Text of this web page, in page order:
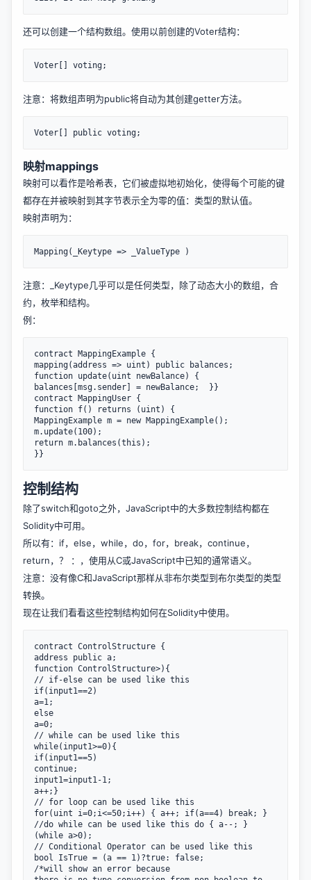
还可以创建一个结构数组。使用以前创建的Voter结构：
注意：将数组声明为public将自动为其创建getter方法。
映射mappings
映射可以看作是哈希表，它们被虚拟地初始化，使得每个可能的键
都存在并被映射到其字节表示全为零的值：类型的默认值。
映射声明为：
注意：_Keytype几乎可以是任何类型，除了动态大小的数组，合
约，枚举和结构。
例：
contract MappingExample {
mapping(address => uint) public balances;
function update(uint newBalance) {
balances[msg.sender] = newBalance;  }}
contract MappingUser {
function f() returns (uint) {
MappingExample m = new MappingExample();
m.update(100);
return m.balances(this);
控制结构
除了switch和goto之外，JavaScript中的大多数控制结构都在
Solidity中可用。
所以有：if，else，while，do，for，break，continue，
return，？ ：，使用从C或JavaScript中已知的通常语义。
注意：没有像C和JavaScript那样从非布尔类型到布尔类型的类型
转换。
现在让我们看看这些控制结构如何在Solidity中使用。
contract ControlStructure {
address public a;
function ControlStructure>){
// if-else can be used like this
if(input1==2)
a=1;
else
a=0;
// while can be used like this
while(input1>=0){
if(input1==5)
continue;
input1=input1-1;
a++;}
// for loop can be used like this
for(uint i=0;i<=50;i++) { a++; if(a==4) break; }
//do while can be used like this do { a--; }
(while a>0);
// Conditional Operator can be used like this
bool IsTrue = (a == 1)?true: false;
/*will show an error because